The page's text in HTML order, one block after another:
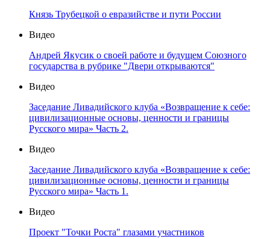
Князь Трубецкой о евразийстве и пути России
Видео
Андрей Якусик о своей работе и будущем Союзного
государства в рубрике "Двери открываются"
Видео
Заседание Ливадийского клуба «Возвращение к себе:
цивилизационные основы, ценности и границы
Русского мира» Часть 2.
Видео
Заседание Ливадийского клуба «Возвращение к себе:
цивилизационные основы, ценности и границы
Русского мира» Часть 1.
Видео
Проект "Точки Роста" глазами участников